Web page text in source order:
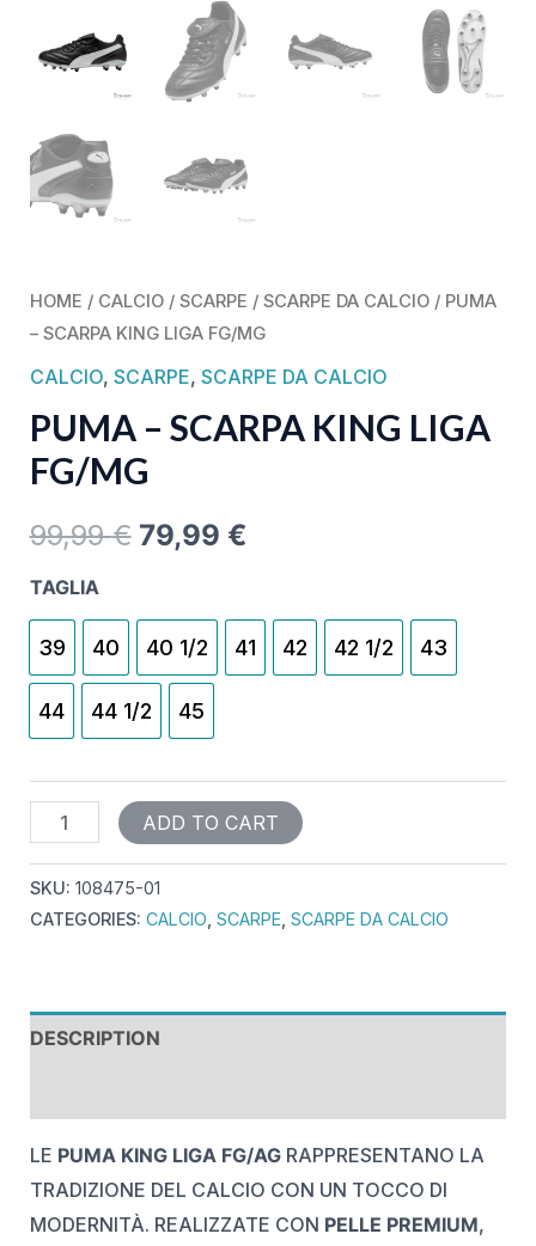
HOME / CALCIO/ SCARPE / SCARPE DA CALCIO/ PUMA
– SCARPA KING LIGA FG/MG
CALCIO, SCARPE, SCARPE DA CALCIO
PUMA – SCARPA KING LIGA
FG/MG
99,99€ 79,99 €
TAGLIA
39 40 40 1/2 41 42 42 1/2 43
44 44 1/2 45
ADD TO CART
SKU: 108475-01
CATEGORIES: CALCIO, SCARPE, SCARPE DA CALCIO
DESCRIPTION
LE PUMA KING LIGA FG/AGRAPPRESENTANO LA
TRADIZIONE DEL CALCIO CON UN TOCCO DI
MODERNITÀ. REALIZZATE CON PELLE PREMIUM,